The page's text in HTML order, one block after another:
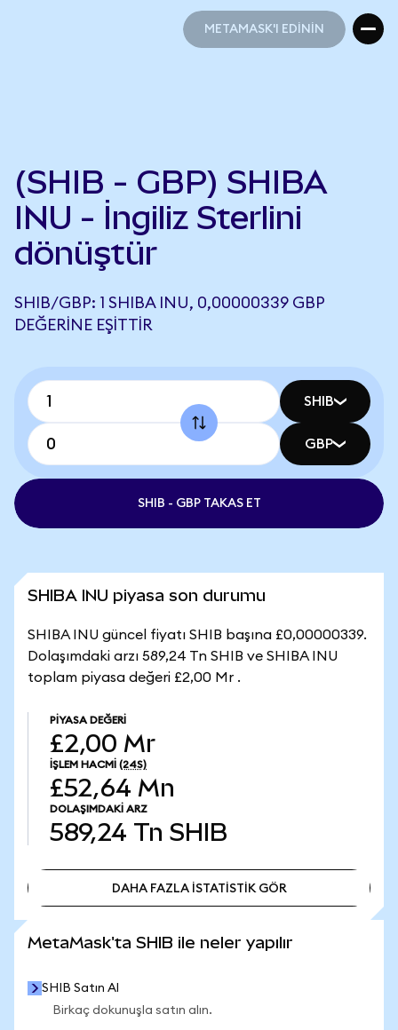
METAMASK'I EDİNİN
(SHIB - GBP) SHIBA
INU - İngiliz Sterlini
dönüştür
SHIB/GBP: 1 SHIBA INU, 0,00000339 GBP
DEĞERINE EŞITTIR
SHIB
GBP
SHIB - GBP TAKAS ET
SHIBA INU piyasa son durumu
SHIBA INU güncel fiyatı SHIB başına £0,00000339.
Dolaşımdaki arzı 589,24 Tn SHIB ve SHIBA INU
toplam piyasa değeri £2,00 Mr .
PIYASA DEĞERI
£2,00 Mr
İŞLEM HACMI (24S)
£52,64 Mn
DOLAŞIMDAKI ARZ
589,24 Tn SHIB
DAHA FAZLA İSTATİSTİK GÖR
MetaMask'ta SHIB ile neler yapılır
SHIB Satın Al
Birkaç dokunuşla satın alın.